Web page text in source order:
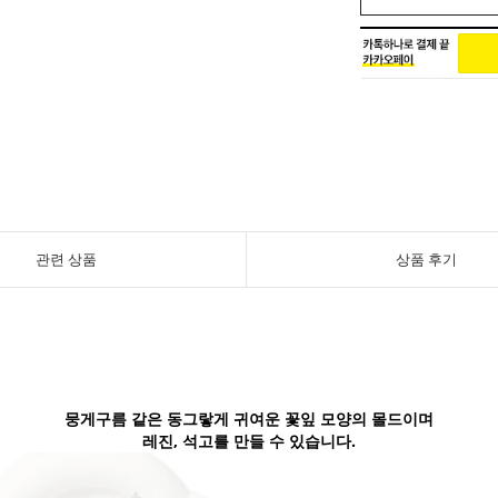
관련 상품 상품 후기
뭉게구름 같은 동그랗게 귀여운 꽃잎 모양의 몰드이며
레진, 석고를 만들 수 있습니다.